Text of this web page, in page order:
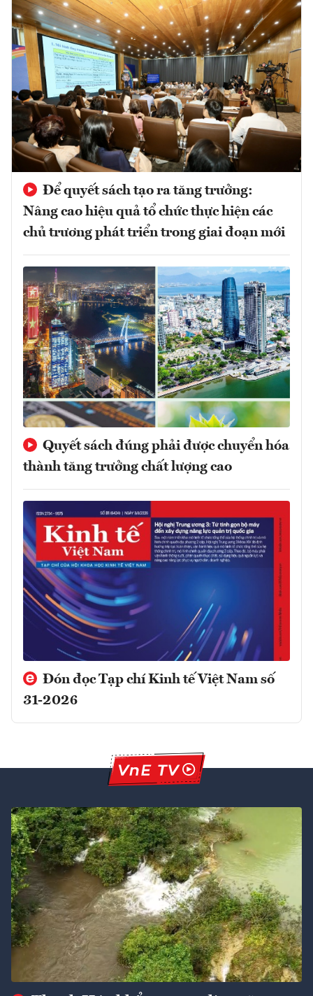
Để quyết sách tạo ra tăng trưởng:
Nâng cao hiệu quả tổ chức thực hiện các
chủ trương phát triển trong giai đoạn mới
Quyết sách đúng phải được chuyển hóa
thành tăng trưởng chất lượng cao
Đón đọc Tạp chí Kinh tế Việt Nam số
31-2026